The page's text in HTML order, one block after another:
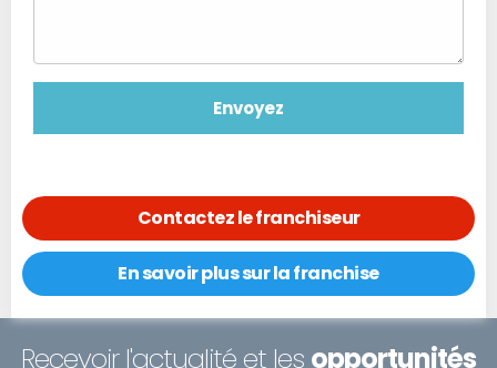
Contactez le franchiseur
En savoir plus sur la franchise
Recevoir l'actualité et les opportunités